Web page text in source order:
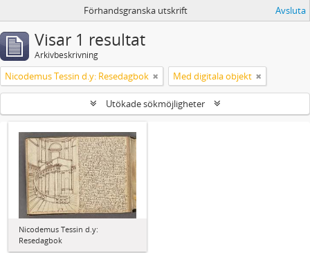
Förhandsgranska utskrift Avsluta
Visar 1 resultat
Arkivbeskrivning
Nicodemus Tessin d.y: Resedagbok Med digitala objekt
Utökade sökmöjligheter
Nicodemus Tessin d.y:
Resedagbok